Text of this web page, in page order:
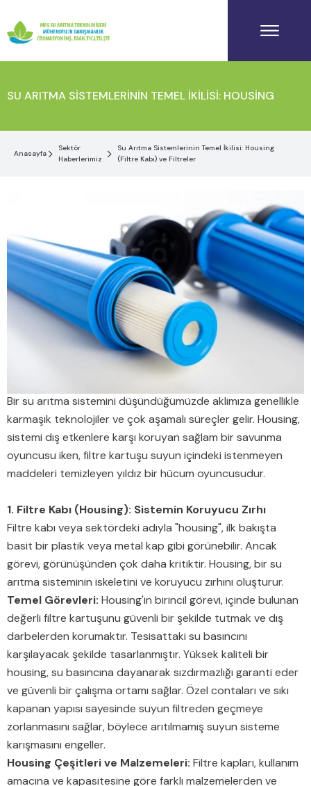
SU ARITMA SISTEMLERININ TEMEL İKILISI: HOUSING
(FILTRE KABI) VE FILTRELER
Anasayfa
Sektör
Haberlerimiz
Su Arıtma Sistemlerinin Temel İkilisi: Housing
(Filtre Kabı) ve Filtreler
Bir su arıtma sistemini düşündüğümüzde aklımıza genellikle
karmaşık teknolojiler ve çok aşamalı süreçler gelir. Housing,
sistemi dış etkenlere karşı koruyan sağlam bir savunma
oyuncusu iken, filtre kartuşu suyun içindeki istenmeyen
maddeleri temizleyen yıldız bir hücum oyuncusudur.
1. Filtre Kabı (Housing): Sistemin Koruyucu Zırhı
Filtre kabı veya sektördeki adıyla "housing", ilk bakışta
basit bir plastik veya metal kap gibi görünebilir. Ancak
görevi, görünüşünden çok daha kritiktir. Housing, bir su
arıtma sisteminin iskeletini ve koruyucu zırhını oluşturur.
Temel Görevleri: Housing'in birincil görevi, içinde bulunan
değerli filtre kartuşunu güvenli bir şekilde tutmak ve dış
darbelerden korumaktır. Tesisattaki su basıncını
karşılayacak şekilde tasarlanmıştır. Yüksek kaliteli bir
housing, su basıncına dayanarak sızdırmazlığı garanti eder
ve güvenli bir çalışma ortamı sağlar. Özel contaları ve sıkı
kapanan yapısı sayesinde suyun filtreden geçmeye
zorlanmasını sağlar, böylece arıtılmamış suyun sisteme
karışmasını engeller.
Housing Çeşitleri ve Malzemeleri: Filtre kapları, kullanım
amacına ve kapasitesine göre farklı malzemelerden ve